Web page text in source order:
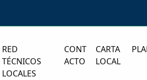
RED
TÉCNICOS
LOCALES
CONT
ACTO
CARTA
LOCAL